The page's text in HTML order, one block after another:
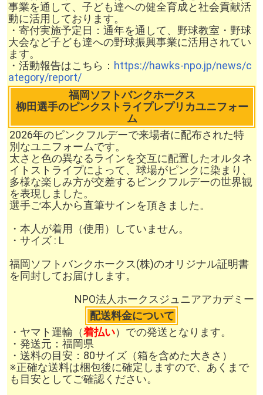
事業を通して、子ども達への健全育成と社会貢献活
動に活用しております。
・寄付実施予定日：通年を通して、野球教室・野球
大会など子ども達への野球振興事業に活用されてい
ます。
・活動報告はこちら： https://hawks-npo.jp/news/c
ategory/report/
福岡ソフトバンクホークス
柳田選手のピンクストライプレプリカユニフォー
ム
2026年のピンクフルデーで来場者に配布された特
別なユニフォームです。
太さと色の異なるラインを交互に配置したオルタネ
イトストライプによって、球場がピンクに染まり、
多様な楽しみ方が交差するピンクフルデーの世界観
を表現しました。
選手ご本人から直筆サインを頂きました。
・本人が着用（使用）していません。
・サイズ : L
福岡ソフトバンクホークス(株)のオリジナル証明書
を同封してお届けします。
NPO法人ホークスジュニアアカデミー
配送料金について
・ヤマト運輸（着払い）での発送となります。
・発送元：福岡県
・送料の目安：80サイズ（箱を含めた大きさ）
※正確な送料は梱包後に確定しますので、あくまで
も目安としてご確認ください。